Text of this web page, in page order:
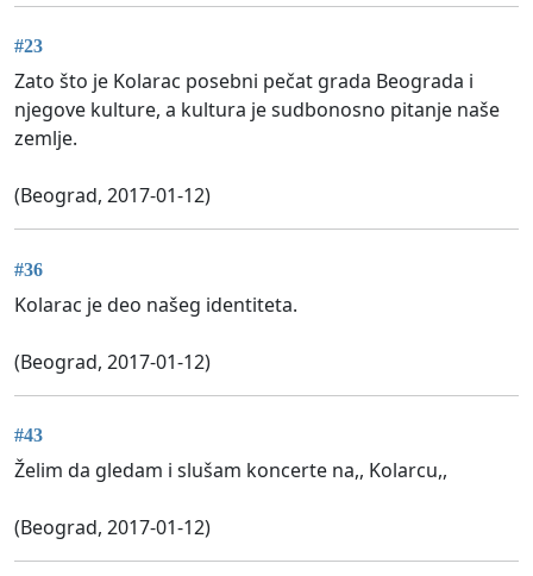
#23
Zato što je Kolarac posebni pečat grada Beograda i
njegove kulture, a kultura je sudbonosno pitanje naše
zemlje.
(Beograd, 2017-01-12)
#36
Kolarac je deo našeg identiteta.
(Beograd, 2017-01-12)
#43
Želim da gledam i slušam koncerte na,, Kolarcu,,
(Beograd, 2017-01-12)